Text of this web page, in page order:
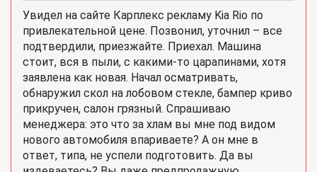
Увидел на сайте Карплекс рекламу Kia Rio по
привлекательной цене. Позвонил, уточнил – все
подтвердили, приезжайте. Приехал. Машина
стоит, вся в пыли, с какими-то царапинами, хотя
заявлена как новая. Начал осматривать,
обнаружил скол на лобовом стекле, бампер криво
прикручен, салон грязный. Спрашиваю
менеджера: это что за хлам вы мне под видом
нового автомобиля впариваете? А он мне в
ответ, типа, не успели подготовить. Да вы